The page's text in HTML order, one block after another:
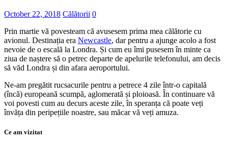
October 22, 2018 Călătorii 0
Prin martie vă povesteam că avusesem prima mea călătorie cu
avionul. Destinația era Newcastle, dar pentru a ajunge acolo a fost
nevoie de o escală la Londra. Și cum eu îmi pusesem în minte ca
ziua de naștere să o petrec departe de apelurile telefonului, am decis
să văd Londra și din afara aeroportului.
Ne-am pregătit rucsacurile pentru a petrece 4 zile într-o capitală
(încă) europeană scumpă, aglomerată și ploioasă. În continuare vă
voi povesti cum au decurs aceste zile, în speranța că poate veți
învăța din peripețiile noastre, sau măcar vă veți amuza.
Ce am vizitat